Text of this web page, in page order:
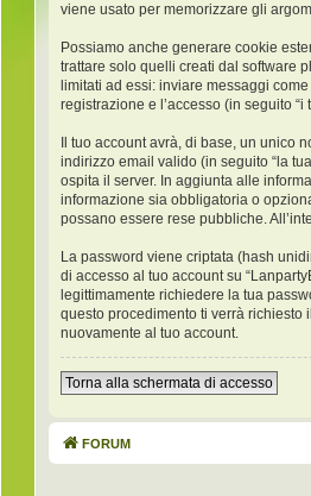
viene usato per memorizzare gli
Possiamo anche generare cookie
trattare solo quelli creati dal software
limitati ad essi: inviare messaggi
registrazione e l’accesso (in seguito “i
Il tuo account avrà, di base, un unico
indirizzo email valido (in seguito “la
ospita il server. In aggiunta alle
informazione sia obbligatoria o
possano essere rese pubbliche.
La password viene criptata (hash
di accesso al tuo account su
legittimamente richiedere la tua
questo procedimento ti verrà richiesto
nuovamente al tuo account.
Torna alla schermata di accesso
FORUM